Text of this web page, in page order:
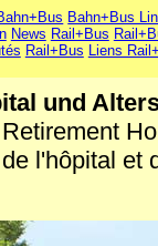
Bahn+Bus
News Rail+Bus
Rail+Bus Liens
und
l'hôpital et